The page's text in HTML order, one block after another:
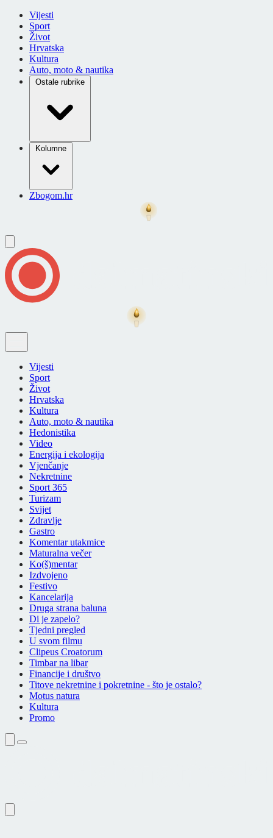
Vijesti
Sport
Život
Hrvatska
Kultura
Auto, moto & nautika
Ostale rubrike
Kolumne
Zbogom.hr
Vijesti
Sport
Život
Hrvatska
Kultura
Auto, moto & nautika
Hedonistika
Video
Energija i ekologija
Vjenčanje
Nekretnine
Sport 365
Turizam
Svijet
Zdravlje
Gastro
Komentar utakmice
Maturalna večer
Ko(š)mentar
Izdvojeno
Festivo
Kancelarija
Druga strana baluna
Di je zapelo?
Tjedni pregled
U svom filmu
Clipeus Croatorum
Timbar na libar
Financije i društvo
Titove nekretnine i pokretnine - što je ostalo?
Motus natura
Kultura
Promo